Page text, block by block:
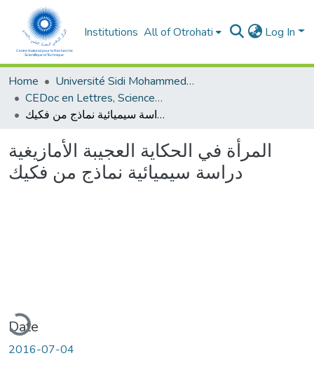
Institutions All of Otrohati Log In
Home
Université Sidi Mohammed Ben Abdellah - Fès
CEDoc en Lettres, Sciences Humaines, Arts et Sciences de l’Education (CED - LSHASE)
المرأة في الحكاية العجيبة الأمازيغية دراسة سيميائية نماذج من فكيك
المرأة في الحكاية العجيبة الأمازيغية
دراسة سيميائية نماذج من فكيك
Date
2016-07-04